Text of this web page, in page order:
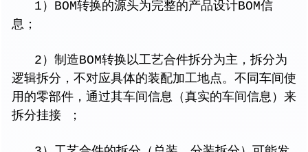
1）BOM转换的源头为完整的产品设计BOM信
息；
2）制造BOM转换以工艺合件拆分为主，拆分为
逻辑拆分，不对应具体的装配加工地点。不同车间使
用的零部件，通过其车间信息（真实的车间信息）来
拆分挂接 ；